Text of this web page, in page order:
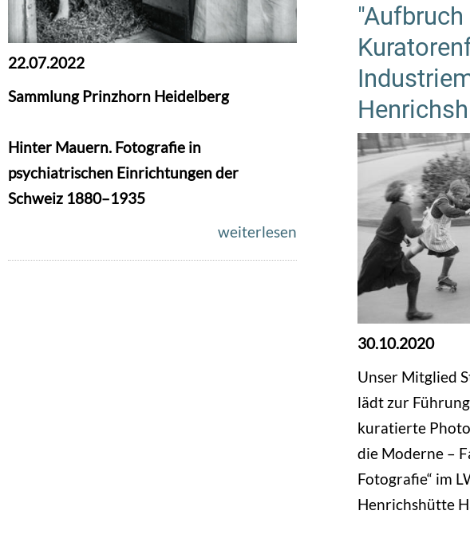
22.07.2022
Sammlung Prinzhorn Heidelberg
Hinter Mauern. Fotografie in
psychiatrischen Einrichtungen der
Schweiz 1880–1935
weiterlesen
30.10.2020
Unser Mitglied
lädt zur
kuratierte
die Moderne –
Fotografie“ im
Henrichshütte